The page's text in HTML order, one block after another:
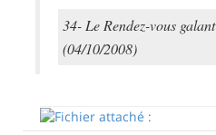
34- Le Rendez-vous
(04/10/2008)